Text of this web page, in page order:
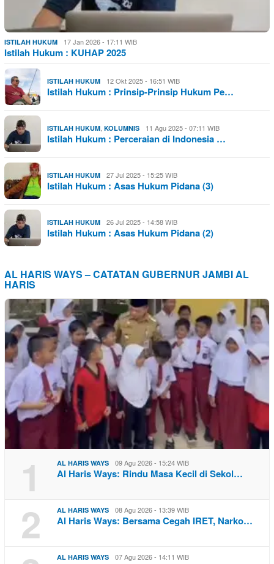
ISTILAH HUKUM 17 Jan 2026 - 17:11 WIB
Istilah Hukum : KUHAP 2025
ISTILAH HUKUM 12 Okt 2025 - 16:51 WIB
Istilah Hukum : Prinsip-Prinsip Hukum Pe…
ISTILAH HUKUM, KOLUMNIS 11 Agu 2025 - 07:11 WIB
Istilah Hukum : Perceraian di Indonesia …
ISTILAH HUKUM 27 Jul 2025 - 15:25 WIB
Istilah Hukum : Asas Hukum Pidana (3)
ISTILAH HUKUM 26 Jul 2025 - 14:58 WIB
Istilah Hukum : Asas Hukum Pidana (2)
AL HARIS WAYS – CATATAN GUBERNUR JAMBI AL
HARIS
1 AL HARIS WAYS 09 Agu 2026 - 15:24 WIB
Al Haris Ways: Rindu Masa Kecil di Sekol…
2 AL HARIS WAYS 08 Agu 2026 - 13:39 WIB
Al Haris Ways: Bersama Cegah IRET, Narko…
AL HARIS WAYS 07 Agu 2026 - 14:11 WIB